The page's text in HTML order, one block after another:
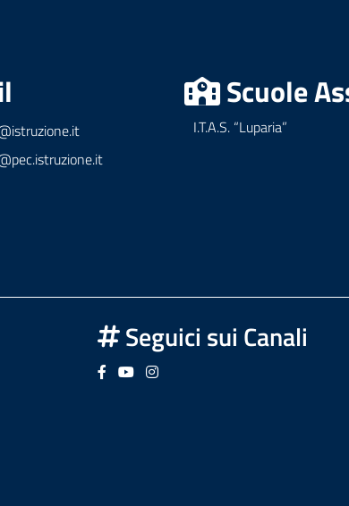
Scuole
I.T.A.S. “Luparia”
Seguici sui Canali
Seguici su Facebook
Seguici su YouTube
Seguici su Instagram